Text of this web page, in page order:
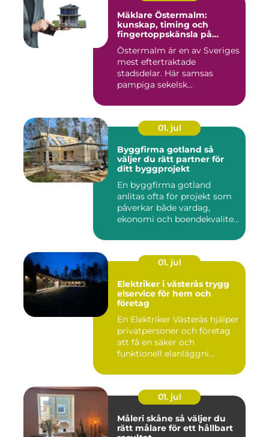
Mäklare Östermalm:
kunskap, timing och
fingertoppskänsla på
stockholms mest klassiska
adress
Östermalm är en av Sveriges
mest eftertraktade
stadsdelar. Här samsas
pampiga sekelsk...
01. jul
Byggfirma gotland så
väljer du rätt partner för
ditt byggprojekt
En byggfirma gotland
anlitas ofta för projekt som
påverkar både vardag,
ekonomi och boendekvalitet
01. jul
Elektriker i västerås trygg
elservice för hem och
företag
En Elektriker Västerås hjälper
privatpersoner och företag
att få en säker och
funktionell elanläggni...
01. jul
Måleri skåne så väljer du
rätt målare för ett hållbart